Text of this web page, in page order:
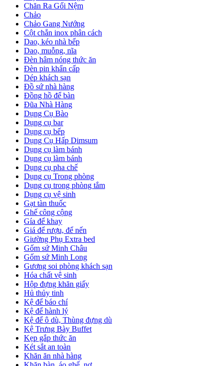
Chăn Ra Gối Nệm
Chảo
Chảo Gang Nướng
Cột chắn inox phân cách
Dao, kéo nhà bếp
Dao, muỗng, nĩa
Đèn hâm nóng thức ăn
Đèn pin khẩn cấp
Dép khách sạn
Đồ sứ nhà hàng
Đồng hồ để bàn
Đũa Nhà Hàng
Dụng Cụ Bào
Dụng cụ bar
Dụng cụ bếp
Dụng Cụ Hấp Dimsum
Dụng cụ làm bánh
Dụng cụ làm bánh
Dụng cụ pha chế
Dụng cụ Trong phòng
Dụng cụ trong phòng tắm
Dụng cụ vệ sinh
Gạt tàn thuốc
Ghế công cộng
Gía để khay
Giá để rượu, để nến
Giường Phụ Extra bed
Gốm sứ Minh Châu
Gốm sứ Minh Long
Gương soi phòng khách sạn
Hóa chất vệ sinh
Hộp đựng khăn giấy
Hủ thủy tinh
Kệ để báo chí
Kệ để hành lý
Kệ để ô dù, Thùng đựng dù
Kệ Trưng Bày Buffet
Kẹp gắp thức ăn
Két sắt an toàn
Khăn ăn nhà hàng